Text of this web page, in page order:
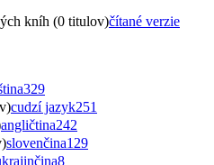
kníh (0 titulov)čítané verzie
329
cudzí jazyk251
angličtina242
slovenčina129
8